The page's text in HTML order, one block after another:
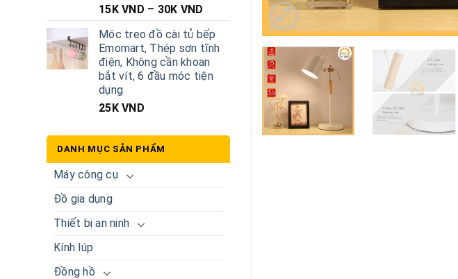
15K VND – 30K VND
Móc treo đồ cài tủ bếp
Emomart, Thép sơn tĩnh
điện, Không cần khoan
bắt vít, 6 đầu móc tiện
dụng
25K VND
DANH MỤC SẢN PHẨM
Máy công cụ
Đồ gia dụng
Thiết bị an ninh
Kính lúp
Đồng hồ